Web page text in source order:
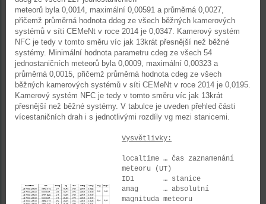
meteorů byla 0,0014, maximální 0,00591 a průměrná 0,0027,
přičemž průměrná hodnota ddeg ze všech běžných kamerových
systémů v síti CEMeNt v roce 2014 je 0,0347. Kamerový systém
NFC je tedy v tomto směru víc jak 13krát přesnější než běžné
systémy. Minimální hodnota parametru cdeg ze všech 54
jednostaničních meteorů byla 0,0009, maximální 0,00323 a
průměrná 0,0015, přičemž průměrná hodnota cdeg ze všech
běžných kamerových systémů v síti CEMeNt v roce 2014 je 0,0195.
Kamerový systém NFC je tedy v tomto směru víc jak 13krát
přesnější než běžné systémy. V tabulce je uveden přehled části
vícestaničních drah i s jednotlivými rozdíly vg mezi stanicemi.
Vysvětlivky:
localtime … čas zaznamenání
meteoru (UT)
ID1 … stanice
amag … absolutní
magnituda meteoru